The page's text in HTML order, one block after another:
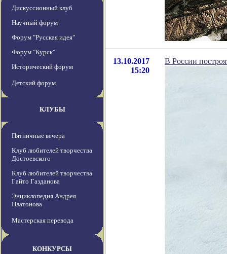
Дискуссионный клуб
Научный форум
Форум "Русская идея"
Форум "Курск"
Исторический форум
Детский форум
КЛУБЫ
Пятничные вечера
Клуб любителей творчества
Достоевского
Клуб любителей творчества
Гайто Газданова
Энциклопедия Андрея
Платонова
Мастерская перевода
КОНКУРСЫ
13.10.2017
15:20
В России